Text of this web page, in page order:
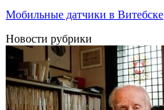
Мобильные датчики в Витебске
Новости рубрики